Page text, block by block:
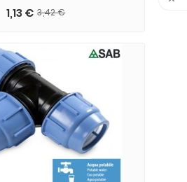
1,13 € 3,42 €